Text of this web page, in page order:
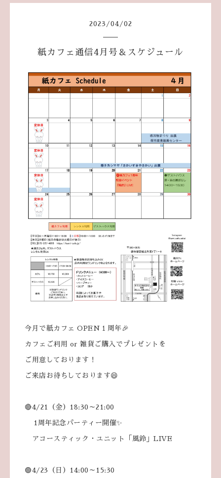
2023 /04 /02
紙カフェ通信4月号＆スケジュール
今月で紙カフェ OPEN１周年🎉
カフェご利用 or 雑貨ご購入でプレゼントを
ご用意しております！
ご来店お待ちしております😄
🔴4/21（金）18:30～21:00
1周年記念パーティー開催✨
アコースティック・ユニット「風鈴」LIVE
🟢4/23（日）14:00～15:30